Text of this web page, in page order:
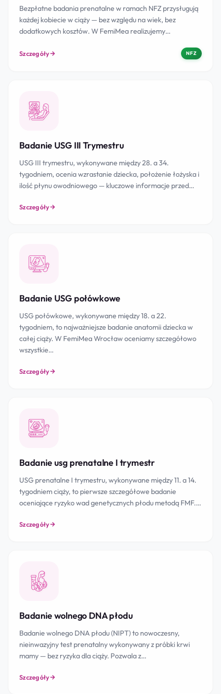
Bezpłatne badania prenatalne w ramach NFZ przysługują
każdej kobiecie w ciąży — bez względu na wiek, bez
dodatkowych kosztów. W FemiMea realizujemy…
Szczegóły NFZ
Badanie USG III Trymestru
USG III trymestru, wykonywane między 28. a 34.
tygodniem, ocenia wzrastanie dziecka, położenie łożyska i
ilość płynu owodniowego — kluczowe informacje przed…
Szczegóły
Badanie USG połówkowe
USG połówkowe, wykonywane między 18. a 22.
tygodniem, to najważniejsze badanie anatomii dziecka w
całej ciąży. W FemiMea Wrocław oceniamy szczegółowo
wszystkie…
Szczegóły
Badanie usg prenatalne I trymestr
USG prenatalne I trymestru, wykonywane między 11. a 14.
tygodniem ciąży, to pierwsze szczegółowe badanie
oceniające ryzyko wad genetycznych płodu metodą FMF.…
Szczegóły
Badanie wolnego DNA płodu
Badanie wolnego DNA płodu (NIPT) to nowoczesny,
nieinwazyjny test prenatalny wykonywany z próbki krwi
mamy — bez ryzyka dla ciąży. Pozwala z…
Szczegóły